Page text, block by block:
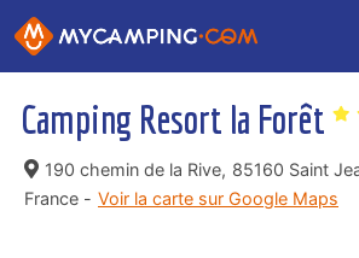
Camping Resort la Forêt
190 chemin de la Rive, 85160 Saint
France - Voir la carte sur Google Maps